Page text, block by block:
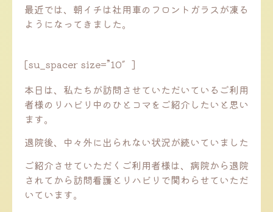
最近では、朝イチは社用車のフロントガラスが凍る
ようになってきました。
[su_spacer size=”10″]
本日は、私たちが訪問させていただいているご利用
者様のリハビリ中のひとコマをご紹介したいと思い
ます。
退院後、中々外に出られない状況が続いていました
ご紹介させていただくご利用者様は、病院から退院
されてから訪問看護とリハビリで関わらせていただ
いています。